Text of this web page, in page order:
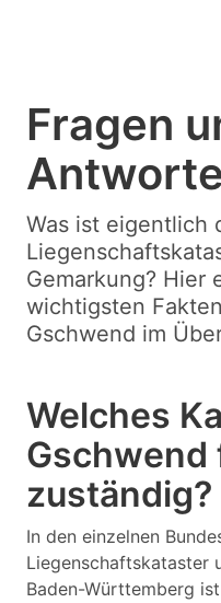
Fragen
Was ist eigentlich
Gemarkung? Hier
wichtigsten
Gschwend im
Welches
Gschwend
zuständig?
In den einzelnen
Liegenschaftskataster
Baden-Württemberg